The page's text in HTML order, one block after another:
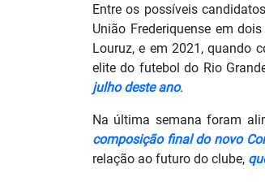
Entre os possíveis
União Frederiquense em
Louruz, e em 2021, quando
elite do futebol do Rio
julho deste ano.
Na última semana foram
composição final do novo
relação ao futuro do clube,